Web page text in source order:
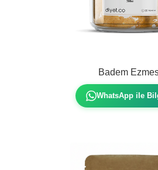
Badem
WhatsApp ile